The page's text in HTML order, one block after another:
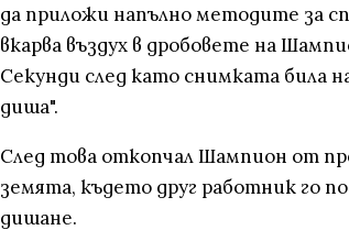
да приложи напълно методите за
вкарва въздух в дробовете на
Секунди след като снимката била
диша".
След това откопчал Шампион от
земята, където друг работник го
дишане.